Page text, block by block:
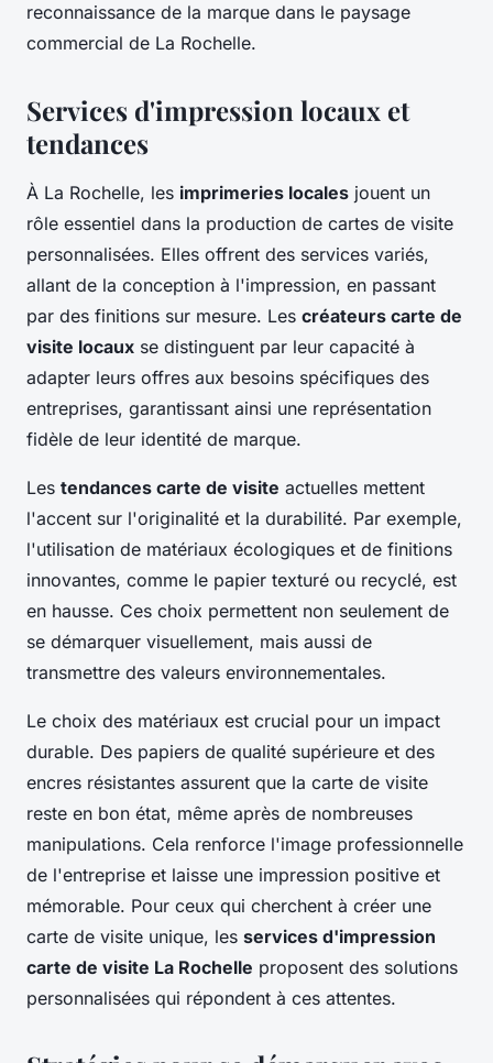
reconnaissance de la marque dans le paysage
commercial de La Rochelle.
Services d'impression locaux et
tendances
À La Rochelle, les imprimeries locales jouent un
rôle essentiel dans la production de cartes de visite
personnalisées. Elles offrent des services variés,
allant de la conception à l'impression, en passant
par des finitions sur mesure. Les créateurs carte de
visite locaux se distinguent par leur capacité à
adapter leurs offres aux besoins spécifiques des
entreprises, garantissant ainsi une représentation
fidèle de leur identité de marque.
Les tendances carte de visite actuelles mettent
l'accent sur l'originalité et la durabilité. Par exemple,
l'utilisation de matériaux écologiques et de finitions
innovantes, comme le papier texturé ou recyclé, est
en hausse. Ces choix permettent non seulement de
se démarquer visuellement, mais aussi de
transmettre des valeurs environnementales.
Le choix des matériaux est crucial pour un impact
durable. Des papiers de qualité supérieure et des
encres résistantes assurent que la carte de visite
reste en bon état, même après de nombreuses
manipulations. Cela renforce l'image professionnelle
de l'entreprise et laisse une impression positive et
mémorable. Pour ceux qui cherchent à créer une
carte de visite unique, les services d'impression
carte de visite La Rochelle proposent des solutions
personnalisées qui répondent à ces attentes.